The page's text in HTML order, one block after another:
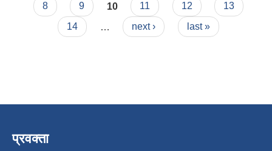
8
9 10 11 12
13
14
next › last »
प्रवक्ता